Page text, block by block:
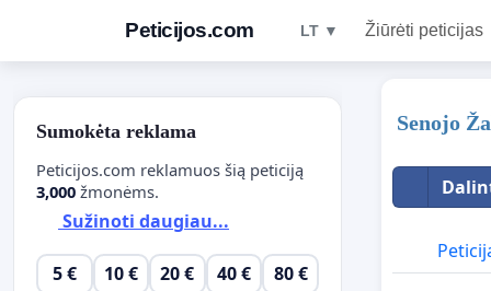
Peticijos.com LT ▼ Žiūrėti peticijas
Senojo
Sumokėta reklama
Peticijos.com reklamuos šią peticiją
3,000 žmonėms.
Sužinoti daugiau...
5 € 10 € 20 € 40 € 80 €